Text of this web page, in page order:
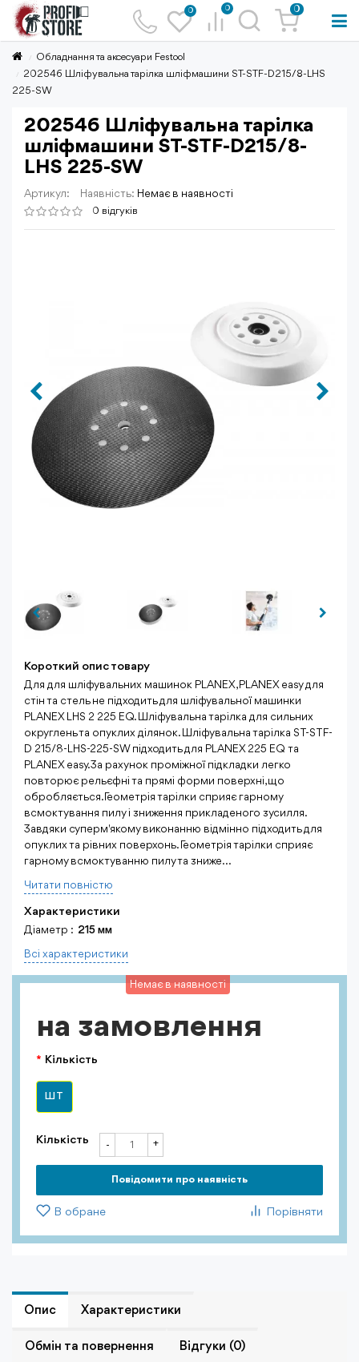
0 0 0
Обладнання та аксесуари Festool
202546 Шліфувальна тарілка шліфмашини ST-STF-D215/8-LHS
225-SW
202546 Шліфувальна тарілка
шліфмашини ST-STF-D215/8-
LHS 225-SW
Артикул: Наявність: Немає в наявності
0 відгуків
Короткий опис товару
Для для шліфувальних машинок PLANEX, PLANEX easy для
стін та стель не підходить для шліфувальної машинки
PLANEX LHS 2 225 EQ. Шліфувальна тарілка для сильних
округлень та опуклих ділянок. Шліфувальна тарілка ST-STF-
D 215/8-LHS-225-SW підходить для PLANEX 225 EQ та
PLANEX easy.За рахунок проміжної підкладки легко
повторює рельєфні та прямі форми поверхні, що
обробляється.Геометрія тарілки сприяє гарному
всмоктування пилу і зниження прикладеного зусилля.
Завдяки суперм'якому виконанню відмінно підходить для
опуклих та рівних поверхонь. Геометрія тарілки сприяє
гарному всмоктуванню пилу та зниже...
Читати повнiстю
Характеристики
Діаметр : 215 мм
Всi характеристики
Немає в наявності
на замовлення
Кількість
ШТ
Кількість +
-
Повiдомити про наявність
Порівняти
В обране
Опис Характеристики
Обмiн та повернення Відгуки (0)